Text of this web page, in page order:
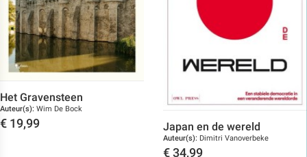
Het Gravensteen
Auteur(s): Wim De Bock
€ 19,99 Japan en de wereld
Auteur(s): Dimitri Vanoverbeke
€ 34,99